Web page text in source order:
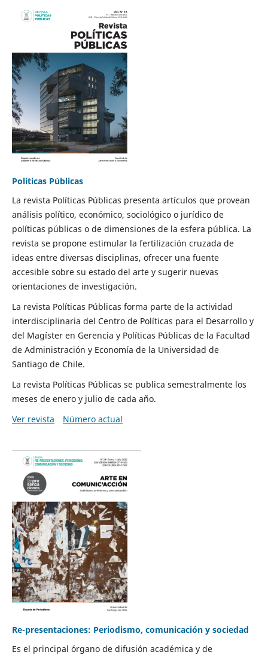
Políticas Públicas
La revista Políticas Públicas presenta artículos que provean
análisis político, económico, sociológico o jurídico de
políticas públicas o de dimensiones de la esfera pública. La
revista se propone estimular la fertilización cruzada de
ideas entre diversas disciplinas, ofrecer una fuente
accesible sobre su estado del arte y sugerir nuevas
orientaciones de investigación.
La revista Políticas Públicas forma parte de la actividad
interdisciplinaria del Centro de Políticas para el Desarrollo y
del Magíster en Gerencia y Políticas Públicas de la Facultad
de Administración y Economía de la Universidad de
Santiago de Chile.
La revista Políticas Públicas se publica semestralmente los
meses de enero y julio de cada año.
Ver revista
Número actual
Re-presentaciones: Periodismo, comunicación y sociedad
Es el principal órgano de difusión académica y de